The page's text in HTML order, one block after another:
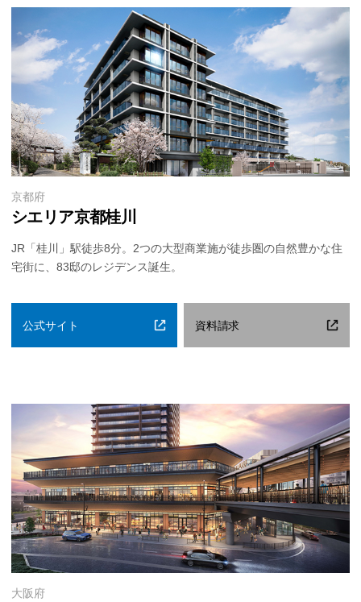
京都府
シエリア京都桂川
JR「桂川」駅徒歩8分。2つの大型商業施が徒歩圏の自然豊かな住
宅街に、83邸のレジデンス誕生。
公式サイト 資料請求
大阪府